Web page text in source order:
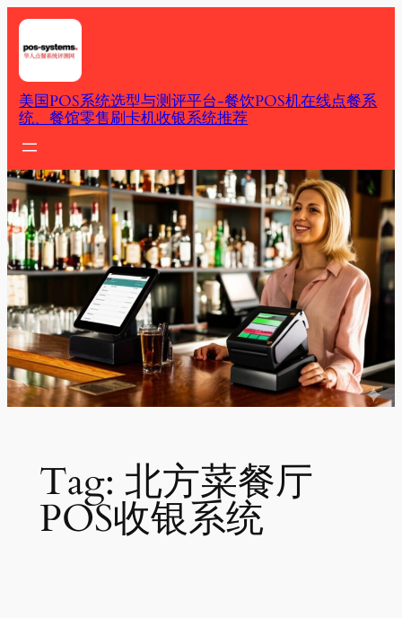
Skip
content
美国POS系统选型与测评平台-餐饮POS机在线点餐系
统、餐馆零售刷卡机收银系统推荐
Tag: 北方菜餐厅
POS收银系统